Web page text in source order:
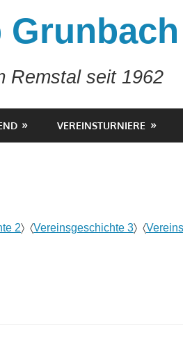
Remstal seit 1962
VEREINSTURNIERE
2〉 〈Vereinsgeschichte 3〉 〈